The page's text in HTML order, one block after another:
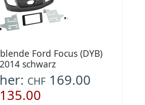
Ford Focus (DYB)
schwarz
CHF 169.00
135.00